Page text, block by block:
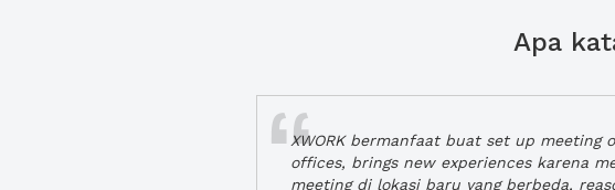
Apa
XWORK bermanfaat buat set up meeting
offices, brings new experiences karena
meeting di lokasi baru yang berbeda,